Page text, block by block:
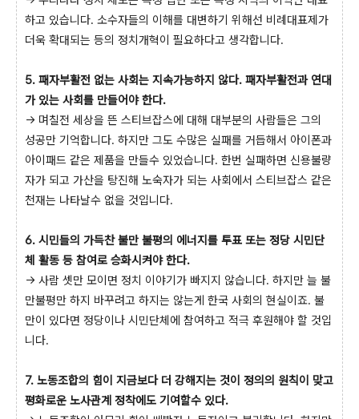
하고 있습니다. 소수자들의 이해를 대변하기 위해선 비례대표제가
더욱 확대되는 등의 정치개혁이 필요하다고 생각합니다.
5. 패자부활전 없는 사회는 지속가능하지 않다. 패자부활전과 연대
가 있는 사회를 만들어야 한다.
→ 며칠전 세상을 뜬 스티브잡스에 대해 대부분의 사람들은 그의
성공만 기억합니다. 하지만 그도 수많은 실패를 거듭해서 아이폰과
아이패드 같은 제품을 만들수 있었습니다. 한번 실패하면 신용불량
자가 되고 가산을 탕진해 노숙자가 되는 사회에서 스티브잡스 같은
천재는 나타날수 없을 것입니다.
6. 시민들의 가득찬 불만 불평의 에너지를 투표 또는 정당 시민단
체 활동 등 참여로 승화시켜야 한다.
→ 사람 셋만 모이면 정치 이야기가 빠지지 않습니다. 하지만 늘 불
만불평만 하지 바꾸려고 하지는 않는게 한국 사회의 현실이죠. 불
만이 있다면 정당이나 시민단체에 참여하고 적극 후원해야 할 것입
니다.
7. 노동조합의 힘이 지금보다 더 강해지는 것이 정의의 원칙이 맞고
평화로운 노사관계 정착에도 기여할수 있다.